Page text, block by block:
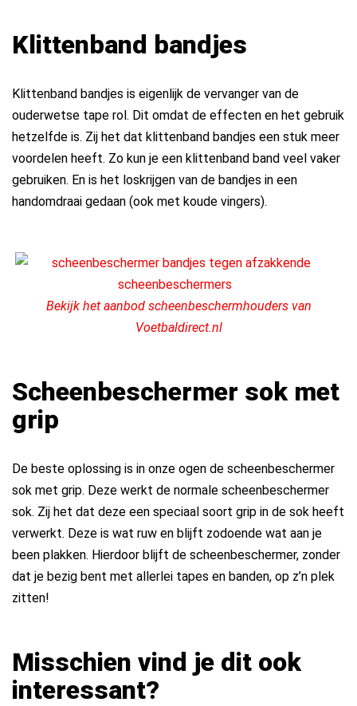
Klittenband bandjes
Klittenband bandjes is eigenlijk de vervanger van de
ouderwetse tape rol. Dit omdat de effecten en het gebruik
hetzelfde is. Zij het dat klittenband bandjes een stuk meer
voordelen heeft. Zo kun je een klittenband band veel vaker
gebruiken. En is het loskrijgen van de bandjes in een
handomdraai gedaan (ook met koude vingers).
Bekijk het aanbod scheenbeschermhouders van
Voetbaldirect.nl
Scheenbeschermer sok met
grip
De beste oplossing is in onze ogen de scheenbeschermer
sok met grip. Deze werkt de normale scheenbeschermer
sok. Zij het dat deze een speciaal soort grip in de sok heeft
verwerkt. Deze is wat ruw en blijft zodoende wat aan je
been plakken. Hierdoor blijft de scheenbeschermer, zonder
dat je bezig bent met allerlei tapes en banden, op z’n plek
zitten!
Misschien vind je dit ook
interessant?